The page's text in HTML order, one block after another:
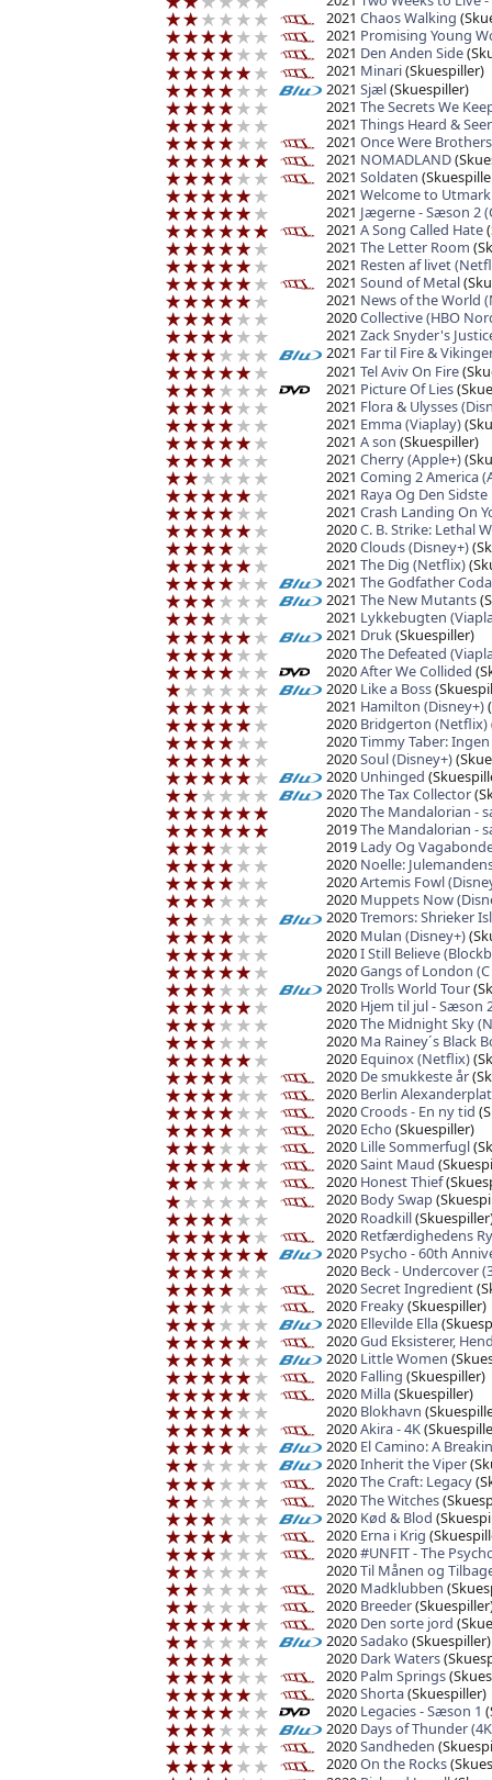
2021 Chaos Walking
2021 Promising Young
2021 Den Anden Side
2021 Minari(Skuespiller)
2021 Sjæl(Skuespiller)
2021 The Secrets We
2021 Things Heard &
2021 Once Were
2021 NOMADLAND
2021 Soldaten
2021 Welcome to
2021 Jægerne - Sæson 2
2021 A Song Called Hate
2021 The Letter Room
2021 Resten af livet
2021 Sound of Metal
2021 News of the World
2020Collective (HBO
2021 Zack Snyder's
2021 Far til Fire &
2021 Tel Aviv On Fire
2021 Picture Of Lies
2021 Flora & Ulysses
2021 Emma (Viaplay)
2021 A son (Skuespiller)
2021 Cherry (Apple+)
2021 Coming 2 America
2021 Raya Og Den
2021 Crash Landing On
2020C. B. Strike: Lethal
2020Clouds (Disney+)
2021 The Dig (Netflix)
2021 The Godfather
2021 The New Mutants
2021 Lykkebugten
2021 Druk(Skuespiller)
2020The Defeated
2020After We Collided
2020 Like a Boss
2021 Hamilton (Disney+)
2020 Bridgerton (Netflix)
2020Timmy Taber:
2020Soul (Disney+)
2020 Unhinged
2020The Tax Collector
2020The Mandalorian -
2019The Mandalorian -
2019 Lady Og
2020 Noelle:
2020Artemis Fowl
2020 Muppets Now
2020Tremors: Shrieker
2020 Mulan (Disney+)
2020I Still Believe
2020Gangs of London
2020Trolls World Tour
2020 Hjem til jul - Sæson
2020The Midnight Sky
2020 Ma Rainey´s Black
2020 Equinox (Netflix)
2020 De smukkeste år
2020 Berlin
2020Croods - En ny tid
2020 Echo (Skuespiller)
2020 Lille Sommerfugl
2020Saint Maud
2020 Honest Thief
2020 Body Swap
2020 Roadkill
2020 Retfærdighedens
2020 Psycho - 60th
2020 Beck - Undercover
2020Secret Ingredient
2020 Freaky(Skuespiller)
2020 Ellevilde Ella
2020Gud Eksisterer,
2020 Little Women
2020 Falling (Skuespiller)
2020 Milla(Skuespiller)
2020 Blokhavn
2020Akira - 4K
2020 El Camino: A
2020Inherit the Viper
2020The Craft: Legacy
2020The Witches
2020 Kød & Blod
2020 Erna i Krig
2020#UNFIT - The
2020Til Månen og
2020 Madklubben
2020 Breeder
2020 Den sorte jord
2020Sadako (Skuespiller)
2020 Dark Waters
2020 Palm Springs
2020Shorta(Skuespiller)
2020 Legacies - Sæson 1
2020 Days of Thunder
2020Sandheden
2020On the Rocks